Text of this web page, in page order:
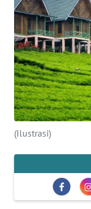
(Ilustrasi)
Informasi
INDEKS
BERITA
KONTAK
KAMI
INFO